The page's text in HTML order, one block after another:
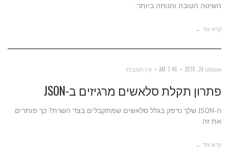
השיטה הטובה והנוחה ביותר.
קרא עוד ←
אוגוסט 24, 2010 7:46 AM אין תגובות
פתרון תקלת סלאשים מרגיזים ב-JSON
ה-JSON שלך נדפק בגלל סלאשים שמתקבלים בצד השרת? כך פותרים
את זה
קרא עוד ←